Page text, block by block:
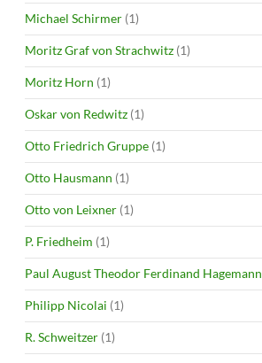
Michael Schirmer (1)
Moritz Graf von Strachwitz (1)
Moritz Horn (1)
Oskar von Redwitz (1)
Otto Friedrich Gruppe (1)
Otto Hausmann (1)
Otto von Leixner (1)
P. Friedheim (1)
Paul August Theodor Ferdinand Hagemann
Philipp Nicolai (1)
R. Schweitzer (1)